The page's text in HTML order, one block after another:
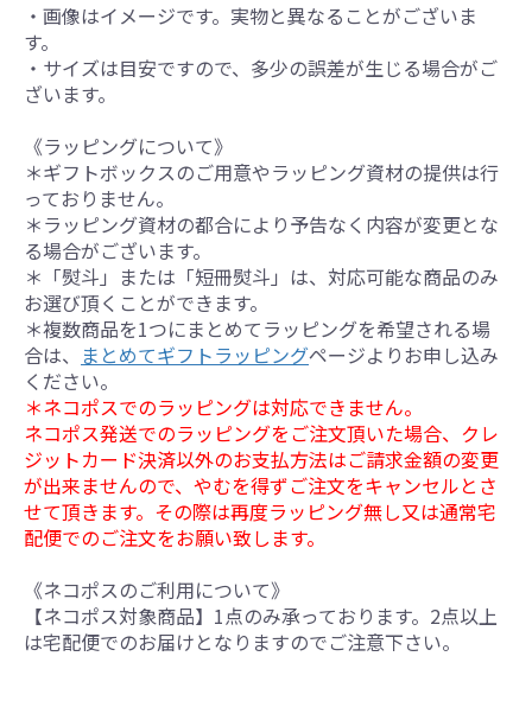
・画像はイメージです。実物と異なることがございま
す。
・サイズは目安ですので、多少の誤差が生じる場合がご
ざいます。
《ラッピングについて》
＊ギフトボックスのご用意やラッピング資材の提供は行
っておりません。
＊ラッピング資材の都合により予告なく内容が変更とな
る場合がございます。
＊「熨斗」または「短冊熨斗」は、対応可能な商品のみ
お選び頂くことができます。
＊複数商品を1つにまとめてラッピングを希望される場
合は、 まとめてギフトラッピングページよりお申し込み
ください。
＊ネコポスでのラッピングは対応できません。
ネコポス発送でのラッピングをご注文頂いた場合、クレ
ジットカード決済以外のお支払方法はご請求金額の変更
が出来ませんので、やむを得ずご注文をキャンセルとさ
せて頂きます。その際は再度ラッピング無し又は通常宅
配便でのご注文をお願い致します。
《ネコポスのご利用について》
【ネコポス対象商品】1点のみ承っております。2点以上
は宅配便でのお届けとなりますのでご注意下さい。